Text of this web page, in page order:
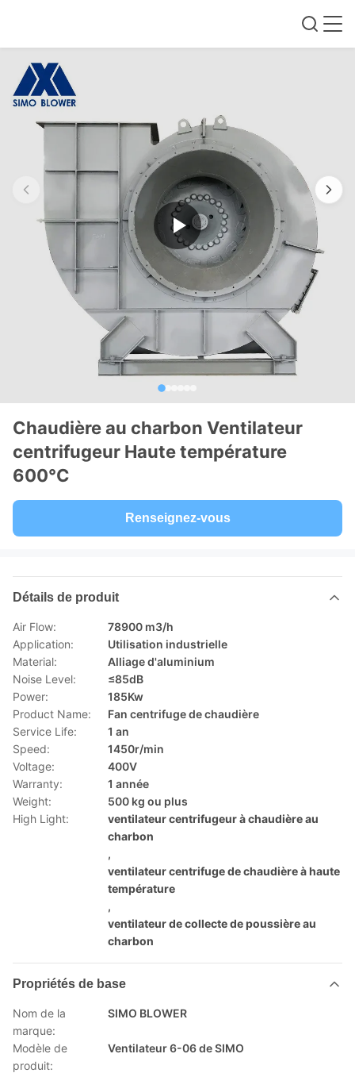
Chaudière au charbon Ventilateur
centrifugeur Haute température
600°C
Renseignez-vous
Détails de produit
Air Flow:
78900 m3/h
Application:
Utilisation industrielle
Material:
Alliage d'aluminium
Noise Level:
≤85dB
Power:
185Kw
Product Name:
Fan centrifuge de chaudière
Service Life:
1 an
Speed:
1450r/min
Voltage:
400V
Warranty:
1 année
Weight:
500 kg ou plus
High Light:
ventilateur centrifugeur à chaudière au
charbon
,
ventilateur centrifuge de chaudière à haute
température
,
ventilateur de collecte de poussière au
charbon
Propriétés de base
Nom de la
marque:
SIMO BLOWER
Modèle de
produit:
Ventilateur 6-06 de SIMO